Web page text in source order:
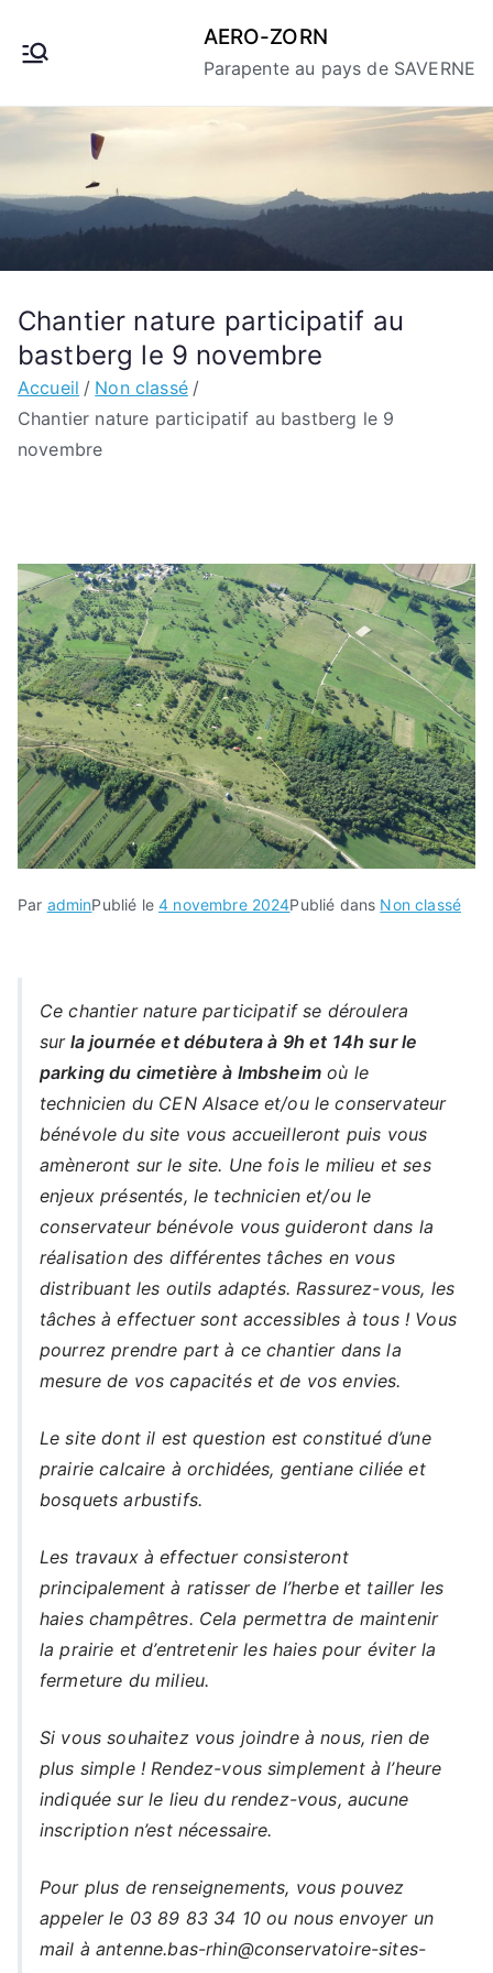
AERO-ZORN
Parapente au pays de SAVERNE
Chantier nature participatif au
bastberg le 9 novembre
Accueil
Non classé
Chantier nature participatif au bastberg le 9
novembre
Par adminPublié le4 novembre 2024Publié dans Non classé
Ce chantier nature participatif se déroulera
surla journée et débutera à 9h et 14h sur le
parking du cimetière à Imbsheimoù le
technicien du CEN Alsace et/ou le conservateur
bénévole du site vous accueilleront puis vous
amèneront sur le site. Une fois le milieu et ses
enjeux présentés, le technicien et/ou le
conservateur bénévole vous guideront dans la
réalisation des différentes tâches en vous
distribuant les outils adaptés. Rassurez-vous, les
tâches à effectuer sont accessibles à tous ! Vous
pourrez prendre part à ce chantier dans la
mesure de vos capacités et de vos envies.
Le site dont il est question est constitué d’une
prairie calcaire à orchidées, gentiane ciliée et
bosquets arbustifs.
Les travaux à effectuer consisteront
principalement à ratisser de l’herbe et tailler les
haies champêtres. Cela permettra de maintenir
la prairie et d’entretenir les haies pour éviter la
fermeture du milieu.
Si vous souhaitez vous joindre à nous, rien de
plus simple ! Rendez-vous simplement à l’heure
indiquée sur le lieu du rendez-vous, aucune
inscription n’est nécessaire.
Pour plus de renseignements, vous pouvez
appeler le 03 89 83 34 10 ou nous envoyer un
mail à antenne.bas-rhin@conservatoire-sites-